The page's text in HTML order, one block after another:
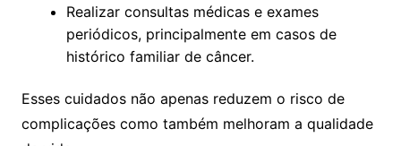
Realizar consultas médicas e exames
periódicos, principalmente em casos de
histórico familiar de câncer.
Esses cuidados não apenas reduzem o risco de
complicações como também melhoram a qualidade